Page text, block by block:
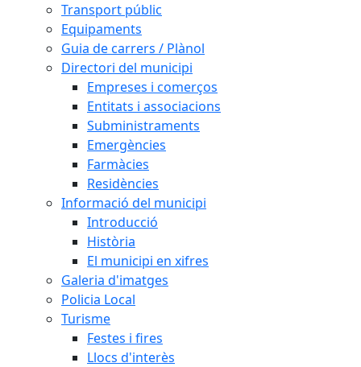
Transport públic
Equipaments
Guia de carrers / Plànol
Directori del municipi
Empreses i comerços
Entitats i associacions
Subministraments
Emergències
Farmàcies
Residències
Informació del municipi
Introducció
Història
El municipi en xifres
Galeria d'imatges
Policia Local
Turisme
Festes i fires
Llocs d'interès